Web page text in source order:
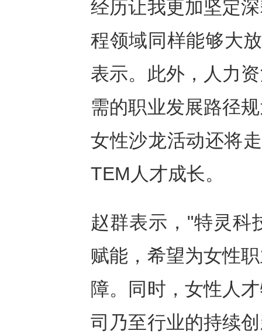
经历让我更加坚定
程领域同样能够大
表示。此外，人力
需的职业发展路径
女性沙龙活动还将
TEM人才成长。
赵群表示，"特灵科
赋能，希望为女性
障。同时，女性人
司乃至行业的持续